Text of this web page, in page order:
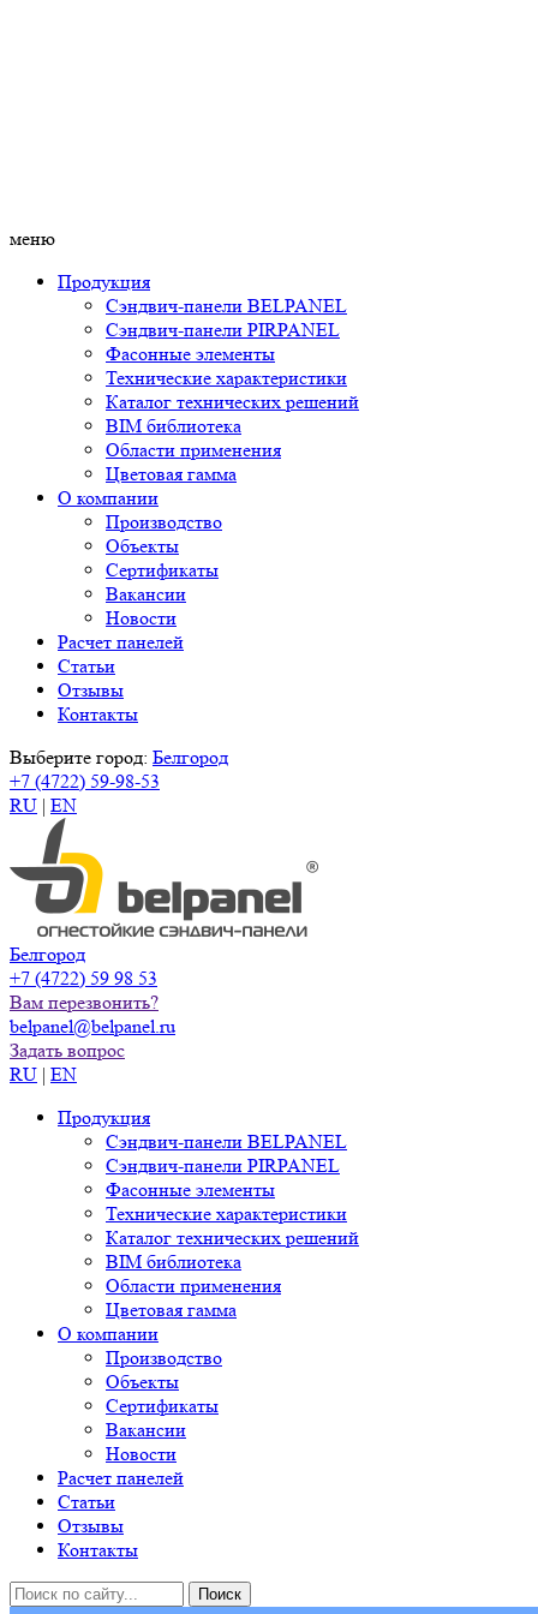
меню
Продукция
Сэндвич-панели BELPANEL
Сэндвич-панели PIRPANEL
Фасонные элементы
Технические характеристики
Каталог технических решений
BIM библиотека
Области применения
Цветовая гамма
О компании
Производство
Объекты
Сертификаты
Вакансии
Новости
Расчет панелей
Статьи
Отзывы
Контакты
Выберите город: Белгород
+7 (4722) 59-98-53
RU | EN
Белгород
+7 (4722) 59 98 53
Вам перезвонить?
belpanel@belpanel.ru
Задать вопрос
RU | EN
Продукция
Сэндвич-панели BELPANEL
Сэндвич-панели PIRPANEL
Фасонные элементы
Технические характеристики
Каталог технических решений
BIM библиотека
Области применения
Цветовая гамма
О компании
Производство
Объекты
Сертификаты
Вакансии
Новости
Расчет панелей
Статьи
Отзывы
Контакты